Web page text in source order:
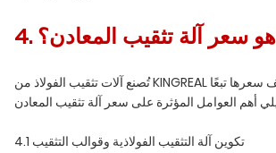
هو سعر آلة تثقيب المعادن؟
تُصنع آلات تثقيب الفولاذ من KINGREAL حسب الطلب، ويختلف سعرها تبعًا
4.1 تكوين آلة التثقيب الفولاذية وقوالب التثقيب